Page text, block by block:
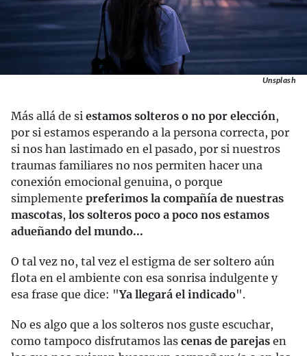
Unsplash
Más allá de si estamos solteros o no por elección,
por si estamos esperando a la persona correcta, por
si nos han lastimado en el pasado, por si nuestros
traumas familiares no nos permiten hacer una
conexión emocional genuina, o porque
simplemente preferimos la compañía de nuestras
mascotas, los solteros poco a poco nos estamos
adueñando del mundo...
O tal vez no, tal vez el estigma de ser soltero aún
flota en el ambiente con esa sonrisa indulgente y
esa frase que dice: "Ya llegará el indicado".
No es algo que a los solteros nos guste escuchar,
como tampoco disfrutamos las cenas de parejas en